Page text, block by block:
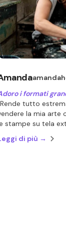
i formati
tutto
la mia arte
stampe su tela
di più →